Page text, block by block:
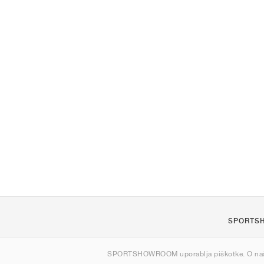
SPORTSHOWROOM uporablja piškotke. O
Kontakt